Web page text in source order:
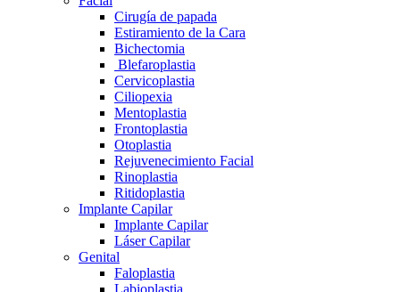
Cirugía de papada
Estiramiento de la Cara
Bichectomia
Blefaroplastia
Cervicoplastia
Ciliopexia
Mentoplastia
Frontoplastia
Otoplastia
Rejuvenecimiento Facial
Rinoplastia
Ritidoplastia
Implante Capilar
Implante Capilar
Láser Capilar
Genital
Faloplastia